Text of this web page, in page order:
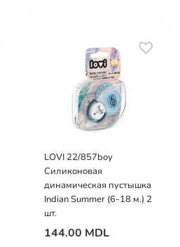
LOVI 22/857boy
Силиконовая
динамическая пустышка
Indian Summer (6-18 м.) 2
шт.
144.00 MDL